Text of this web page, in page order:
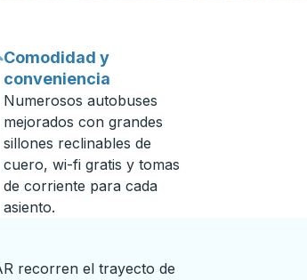
Comodidad y
conveniencia
Numerosos autobuses
mejorados con grandes
sillones reclinables de
cuero, wi-fi gratis y tomas
de corriente para cada
asiento.
recorren el trayecto de